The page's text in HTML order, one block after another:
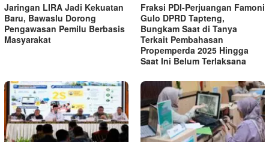
Jaringan LIRA Jadi Kekuatan
Baru, Bawaslu Dorong
Pengawasan Pemilu Berbasis
Masyarakat
Fraksi PDI-Perjuangan Famoni
Gulo DPRD Tapteng,
Bungkam Saat di Tanya
Terkait Pembahasan
Propemperda 2025 Hingga
Saat Ini Belum Terlaksana